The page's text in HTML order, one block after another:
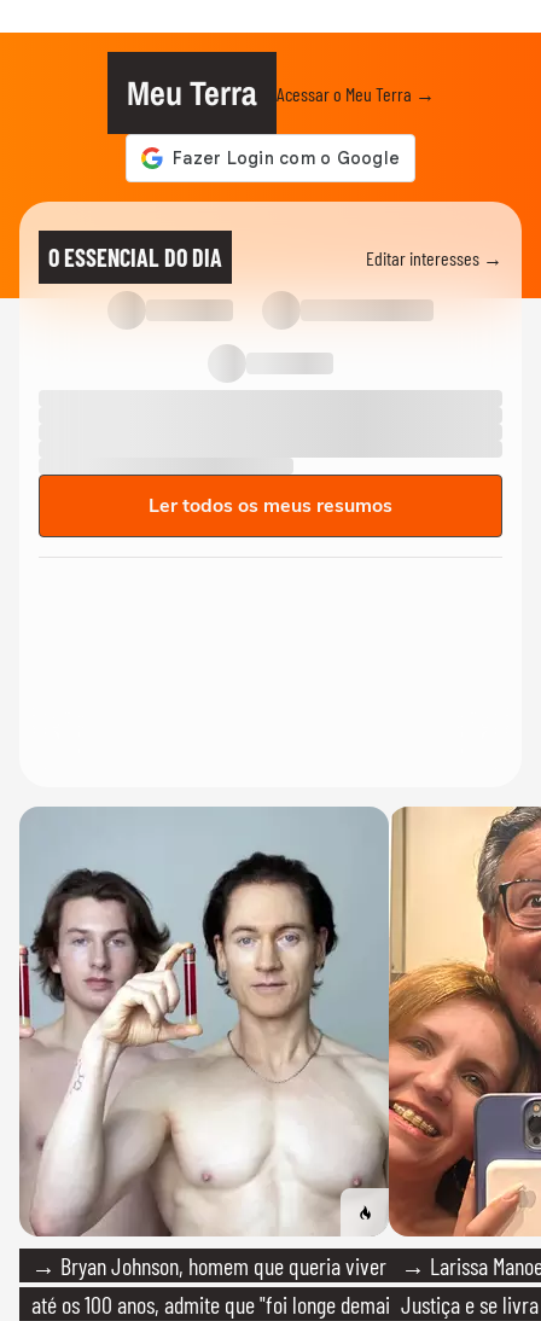
Meu Terra Acessar o Meu Terra →
O ESSENCIAL DO DIA Editar interesses →
Ler todos os meus resumos
→ Bryan Johnson, homem que queria viver
até os 100 anos, admite que "foi longe demais
→ Larissa
Justiça e se